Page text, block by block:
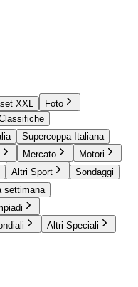
XXL
Foto
Supercoppa Italiana
Mercato
Motori
Altri Sport
Sondaggi
settimana
Altri Speciali